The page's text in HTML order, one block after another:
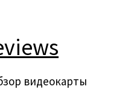
видеокарты